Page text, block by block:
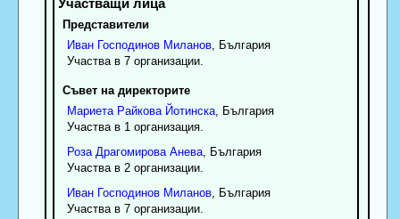
Представители
Иван Господинов Миланов, България
Участва в 7 организации.
Съвет на директорите
Мариета Райкова Йотинска, България
Участва в 1 организация.
Роза Драгомирова Анева, България
Участва в 2 организации.
Иван Господинов Миланов, България
Участва в 7 организации.